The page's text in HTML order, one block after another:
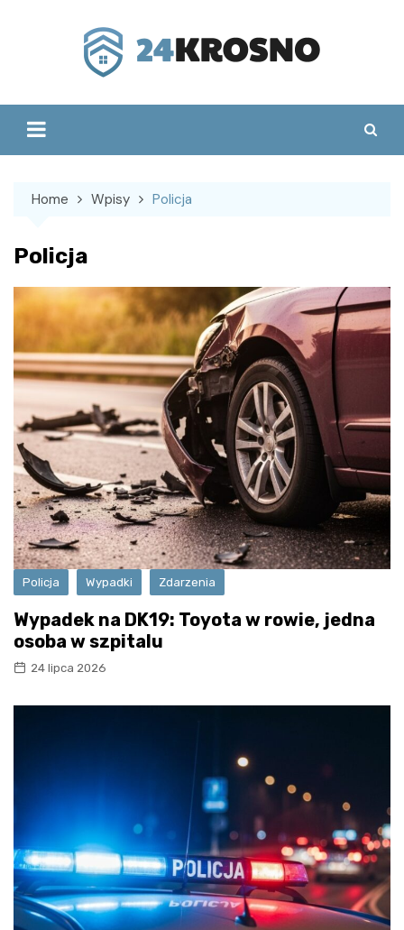
Home Wpisy Policja
Policja
Policja Wypadki Zdarzenia
Wypadek na DK19: Toyota w rowie, jedna
osoba w szpitalu
24 lipca 2026